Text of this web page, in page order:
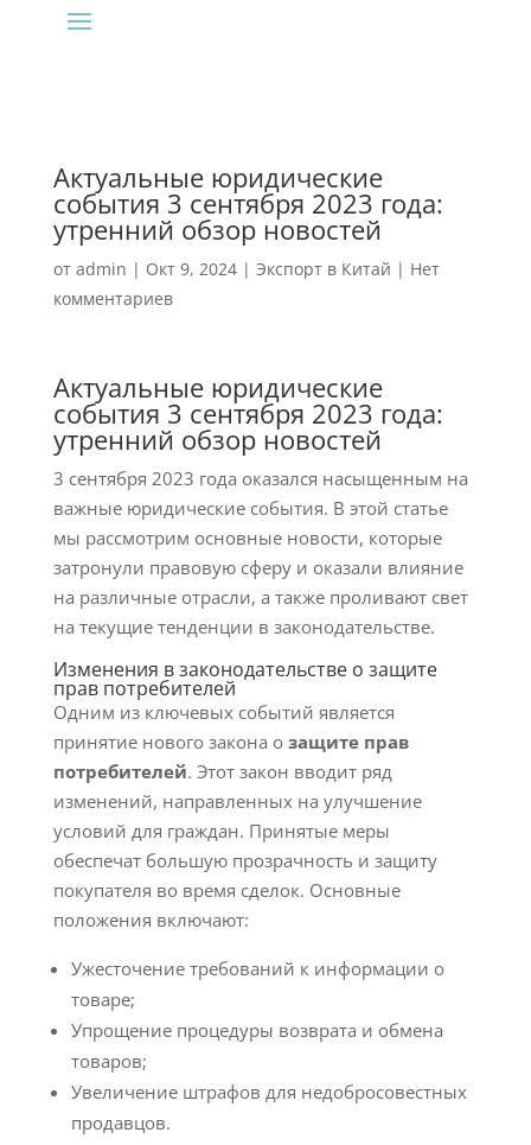
Актуальные юридические
события 3 сентября 2023 года:
утренний обзор новостей
от admin | Окт 9, 2024| Экспорт в Китай | Нет
комментариев
Актуальные юридические
события 3 сентября 2023 года:
утренний обзор новостей
3 сентября 2023 года оказался насыщенным на
важные юридические события. В этой статье
мы рассмотрим основные новости, которые
затронули правовую сферу и оказали влияние
на различные отрасли, а также проливают свет
на текущие тенденции в законодательстве.
Изменения в законодательстве о защите
прав потребителей
Одним из ключевых событий является
принятие нового закона о защите прав
потребителей. Этот закон вводит ряд
изменений, направленных на улучшение
условий для граждан. Принятые меры
обеспечат большую прозрачность и защиту
покупателя во время сделок. Основные
положения включают:
Ужесточение требований к информации о
товаре;
Упрощение процедуры возврата и обмена
товаров;
Увеличение штрафов для недобросовестных
продавцов.